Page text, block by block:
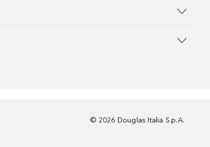
© 2026 Douglas Italia S.p.A.